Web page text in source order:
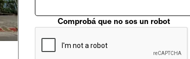
Comprobá que no sos un robot